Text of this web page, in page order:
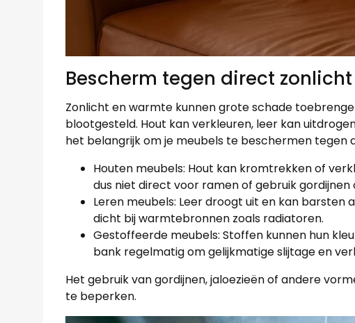
Bescherm tegen direct
Zonlicht en warmte kunnen grote schade
blootgesteld. Hout kan verkleuren, leer kan
het belangrijk om je meubels te beschermen tegen
Houten meubels: Hout kan kromtrekken of
dus niet direct voor ramen of gebruik
Leren meubels: Leer droogt uit en kan
dicht bij warmtebronnen zoals radiatoren.
Gestoffeerde meubels: Stoffen kunnen hun
bank regelmatig om gelijkmatige slijtage en
Het gebruik van gordijnen, jaloezieën of andere
te beperken.